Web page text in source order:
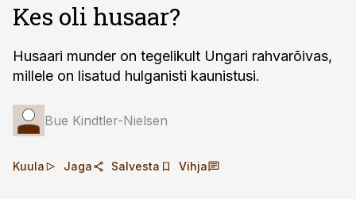
Kes oli husaar?
Husaari munder on tegelikult Ungari rahvarõivas,
millele on lisatud hulganisti kaunistusi.
Bue Kindtler-Nielsen
Kuula Jaga Salvesta Vihja